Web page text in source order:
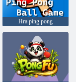
Hra ping pong